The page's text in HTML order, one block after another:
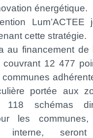
énergétique.
Lum’ACTEE
cette stratégie.
au financement de
12 477
portée aux
118 schémas
les communes,
seront